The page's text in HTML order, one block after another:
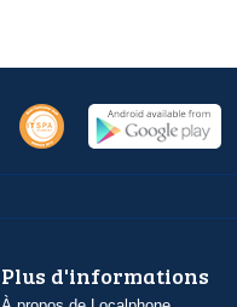
Plus d'informations